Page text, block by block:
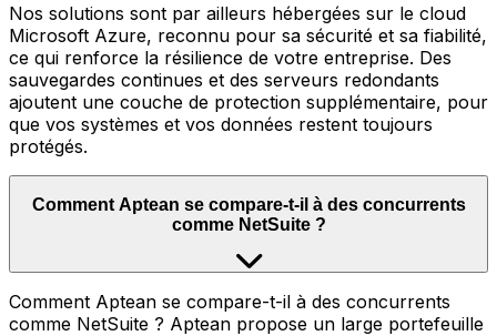
Nos solutions sont par ailleurs hébergées sur le cloud
Microsoft Azure, reconnu pour sa sécurité et sa fiabilité,
ce qui renforce la résilience de votre entreprise. Des
sauvegardes continues et des serveurs redondants
ajoutent une couche de protection supplémentaire, pour
que vos systèmes et vos données restent toujours
protégés.
Comment Aptean se compare-t-il à des concurrents
comme NetSuite ?
Comment Aptean se compare-t-il à des concurrents
comme NetSuite ? Aptean propose un large portefeuille